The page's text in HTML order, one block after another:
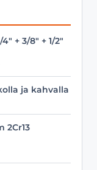
+ 3/8" + 1/2"
ja kahvalla
2Cr13